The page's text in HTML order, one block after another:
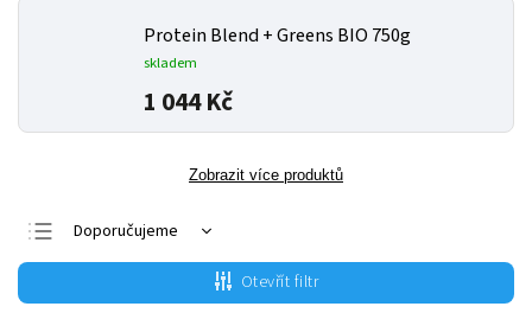
Protein Blend + Greens BIO 750g
skladem
1 044 Kč
Zobrazit více produktů
Doporučujeme
Nejlevnější
Nejdražší
Otevřít filtr